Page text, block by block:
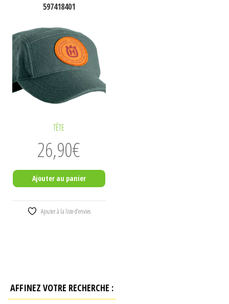
597418401
TÊTE
26,90€
Ajouter au panier
Ajouter à la liste d’envies
AFFINEZ VOTRE RECHERCHE :